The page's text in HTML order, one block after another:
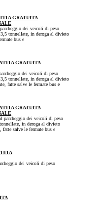
GRATUITA
dei veicoli di peso
tonnellate, in deroga al divieto
bus e
GRATUITA
dei veicoli di peso
tonnellate, in deroga al divieto
fatte salve le fermate bus e
GRATUITA
parcheggio dei veicoli di peso
in deroga al divieto
fatte salve le fermate bus e
dei veicoli di peso